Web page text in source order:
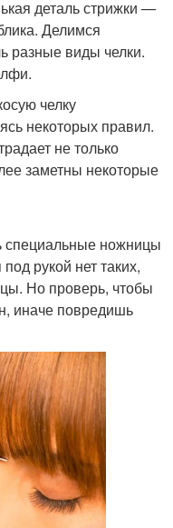
деталь стрижки —
Делимся
разные виды челки.
челку
некоторых правил.
не только
заметны некоторые
специальные ножницы
рукой нет таких,
Но проверь, чтобы
иначе повредишь